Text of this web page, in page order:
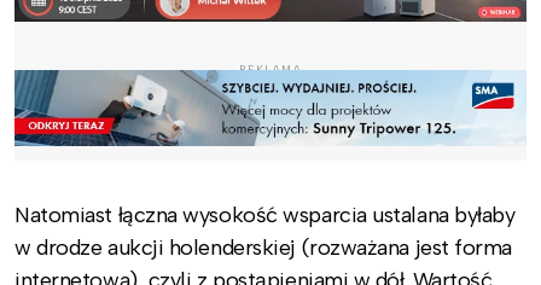
REKLAMA
Natomiast łączna wysokość wsparcia ustalana byłaby
w drodze aukcji holenderskiej (rozważana jest forma